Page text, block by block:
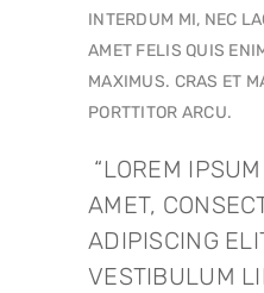
INTERDUM MI, NEC
AMET FELIS QUIS
MAXIMUS. CRAS ET
PORTTITOR ARCU.
LOREM IPSUM
AMET,
ADIPISCING
VESTIBULUM